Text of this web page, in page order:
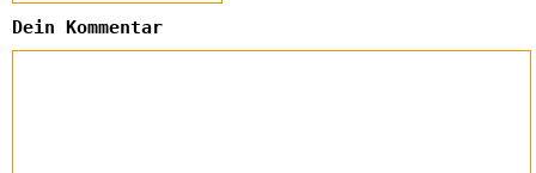
Dein Kommentar